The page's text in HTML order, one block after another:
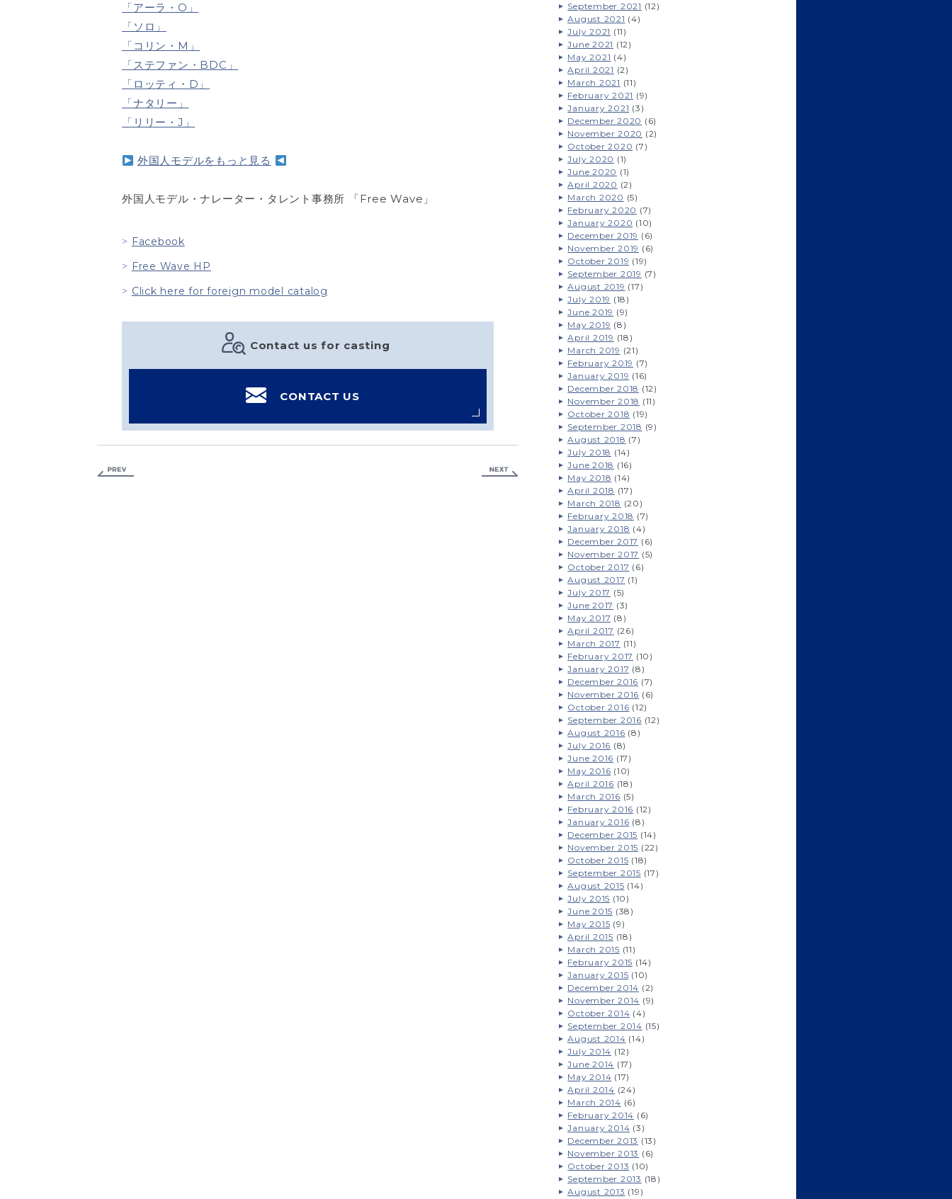
「アーラ・O」
「ソロ」
「コリン・M」
「ステファン・BDC」
「ロッティ・D」
「ナタリー」
「リリー・J」
外国人モデルをもっと見る
外国人モデル・ナレーター・タレント事務所 「Free Wave」
Facebook
Free Wave HP
Click here for foreign model catalog
Contact us for casting
CONTACT US
September 2021 (12)
August 2021 (4)
July 2021 (11)
June 2021 (12)
May 2021 (4)
April 2021 (2)
March 2021 (11)
February 2021 (9)
January 2021 (3)
December 2020 (6)
November 2020 (2)
October 2020 (7)
July 2020 (1)
June 2020 (1)
April 2020 (2)
March 2020 (5)
February 2020 (7)
January 2020 (10)
December 2019 (6)
November 2019 (6)
October 2019 (19)
September 2019 (7)
August 2019 (17)
July 2019 (18)
June 2019 (9)
May 2019 (8)
April 2019 (18)
March 2019 (21)
February 2019 (7)
January 2019 (16)
December 2018 (12)
November 2018 (11)
October 2018 (19)
September 2018 (9)
August 2018 (7)
July 2018 (14)
June 2018 (16)
May 2018 (14)
April 2018 (17)
March 2018 (20)
February 2018 (7)
January 2018 (4)
December 2017 (6)
November 2017 (5)
October 2017 (6)
August 2017 (1)
July 2017 (5)
June 2017 (3)
May 2017 (8)
April 2017 (26)
March 2017 (11)
February 2017 (10)
January 2017 (8)
December 2016 (7)
November 2016 (6)
October 2016 (12)
September 2016 (12)
August 2016 (8)
July 2016 (8)
June 2016 (17)
May 2016 (10)
April 2016 (18)
March 2016 (5)
February 2016 (12)
January 2016 (8)
December 2015 (14)
November 2015 (22)
October 2015 (18)
September 2015 (17)
August 2015 (14)
July 2015 (10)
June 2015 (38)
May 2015 (9)
April 2015 (18)
March 2015 (11)
February 2015 (14)
January 2015 (10)
December 2014 (2)
November 2014 (9)
October 2014 (4)
September 2014 (15)
August 2014 (14)
July 2014 (12)
June 2014 (17)
May 2014 (17)
April 2014 (24)
March 2014 (6)
February 2014 (6)
January 2014 (3)
December 2013 (13)
November 2013 (6)
October 2013 (10)
September 2013 (18)
August 2013 (19)